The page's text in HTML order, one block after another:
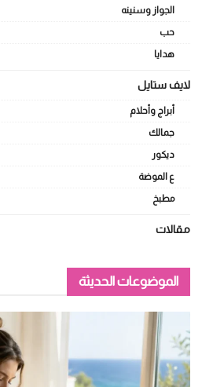
الجواز وسنينه
حب
هدايا
لايف ستايل
أبراج وأحلام
جمالك
ديكور
ع الموضة
مطبخ
مقالات
الموضوعات الحديثة